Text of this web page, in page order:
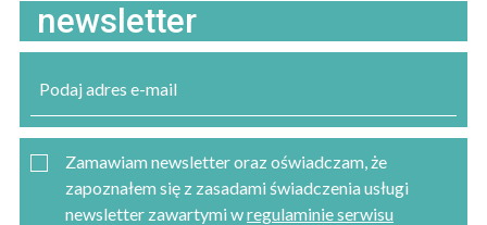
newsletter
Zamawiam newsletter oraz oświadczam, że
zapoznałem się z zasadami świadczenia usługi
newsletter zawartymi wregulaminie serwisu